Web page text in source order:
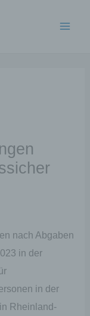
nach Abgaben
in der
in der
Rheinland-